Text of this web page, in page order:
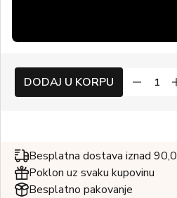
DODAJ U KORPU
Besplatna dostava iznad
Poklon uz svaku kupovinu
Besplatno pakovanje